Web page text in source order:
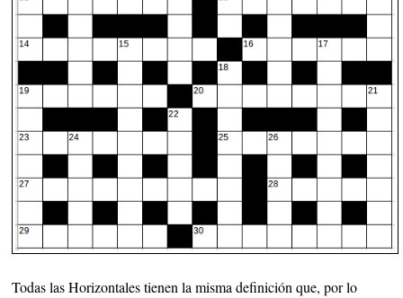
Todas las Horizontales tienen la misma definición que, por lo